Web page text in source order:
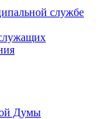
службе
Думы